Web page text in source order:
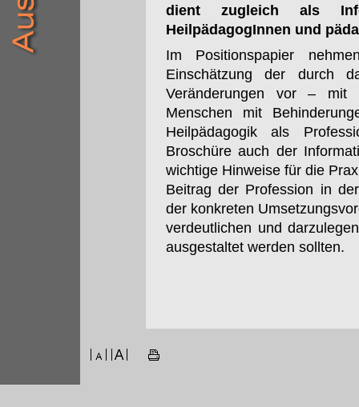
dient zugleich als
HeilpädagogInnen und
Im Positionspapier
Einschätzung der durch
Veränderungen vor – mit
Menschen mit
Heilpädagogik als
Broschüre auch der
wichtige Hinweise für die
Beitrag der Profession in
der konkreten
verdeutlichen und
ausgestaltet werden sollten.